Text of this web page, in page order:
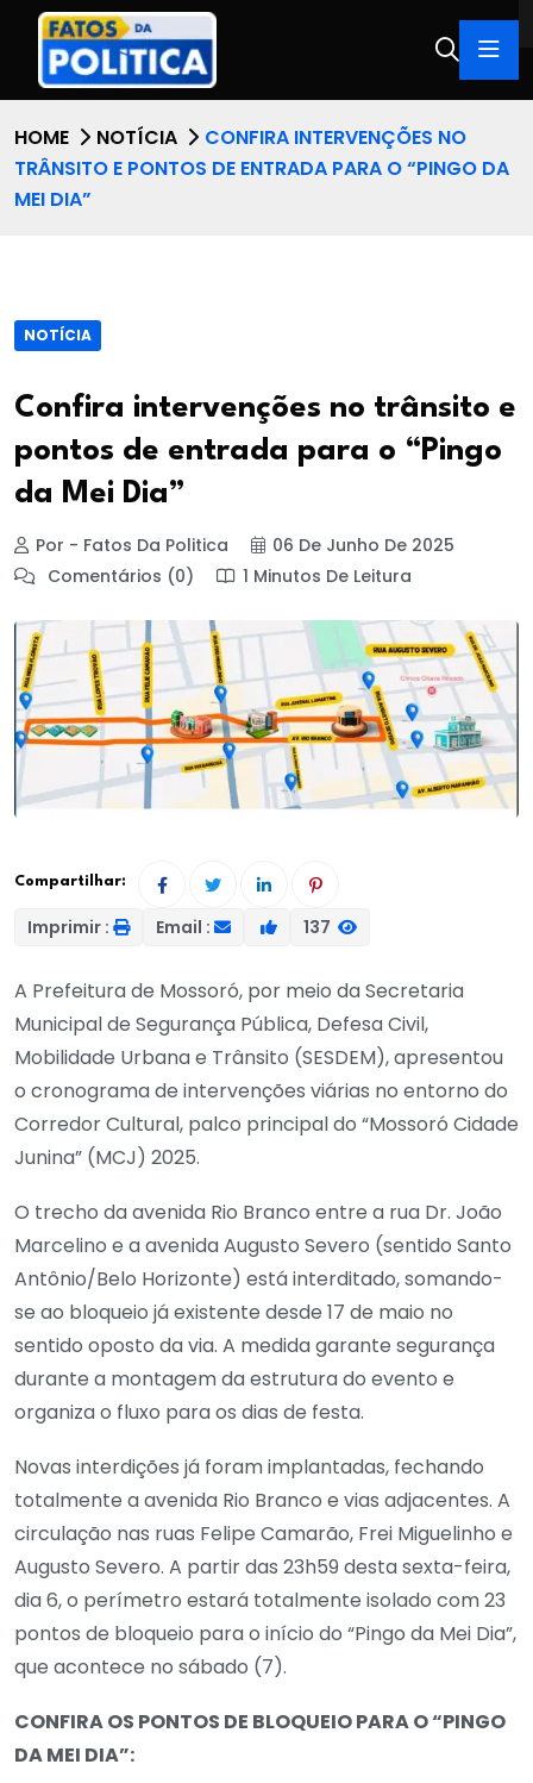
HOME NOTÍCIA
CONFIRA INTERVENÇÕES NO
TRÂNSITO E PONTOS DE ENTRADA PARA O “PINGO DA
MEI DIA”
NOTÍCIA
Confira intervenções no trânsito e
pontos de entrada para o “Pingo
da Mei Dia”
Por - Fatos Da Politica
06 De Junho De 2025
Comentários (0)
1 Minutos De Leitura
Compartilhar:
Imprimir : Email : 137
A Prefeitura de Mossoró, por meio da Secretaria
Municipal de Segurança Pública, Defesa Civil,
Mobilidade Urbana e Trânsito (SESDEM), apresentou
o cronograma de intervenções viárias no entorno do
Corredor Cultural, palco principal do “Mossoró Cidade
Junina” (MCJ) 2025.
O trecho da avenida Rio Branco entre a rua Dr. João
Marcelino e a avenida Augusto Severo (sentido Santo
Antônio/Belo Horizonte) está interditado, somando-
se ao bloqueio já existente desde 17 de maio no
sentido oposto da via. A medida garante segurança
durante a montagem da estrutura do evento e
organiza o fluxo para os dias de festa.
Novas interdições já foram implantadas, fechando
totalmente a avenida Rio Branco e vias adjacentes. A
circulação nas ruas Felipe Camarão, Frei Miguelinho e
Augusto Severo. A partir das 23h59 desta sexta-feira,
dia 6, o perímetro estará totalmente isolado com 23
pontos de bloqueio para o início do “Pingo da Mei Dia”,
que acontece no sábado (7).
CONFIRA OS PONTOS DE BLOQUEIO PARA O “PINGO
DA MEI DIA”: